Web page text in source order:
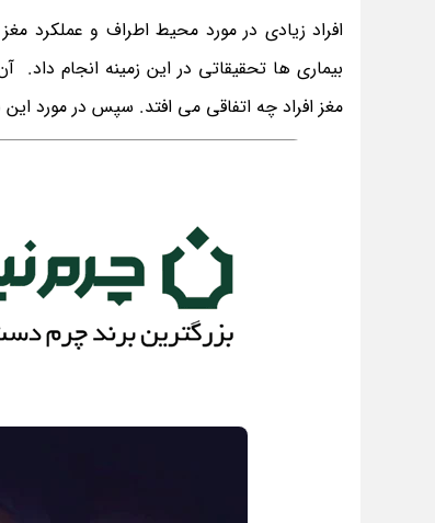
افراد زیادی در مورد محیط اطراف و عملکرد
بیماری ها تحقیقاتی در این زمینه انجام داد.
مغز افراد چه اتفاقی می افتد. سپس در مورد